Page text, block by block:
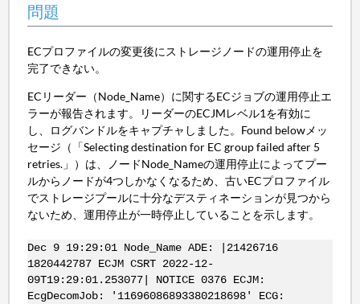
問題
ECプロファイルの変更後にストレージノードの運用停止を
完了できない。
ECリーダー（Node_Name）に関するECジョブの運用停止エ
ラーが報告されます。リーダーのECJMレベル1を有効に
し、ログバンドルをキャプチャしました。Found belowメッ
セージ（「Selecting destination for EC group failed after 5
retries.」）は、ノードNode_Nameの運用停止によってプー
ルからノードが4つしかなくなるため、古いECプロファイル
でストレージプールに十分なデスティネーションが見つから
ないため、運用停止が一時停止していることを示します。
Dec 9 19:29:01 Node_Name ADE: |21426716
1820442787 ECJM CSRT 2022-12-
09T19:29:01.253077| NOTICE 0376 ECJM:
EcgDecomJob: '11696086893380218698' ECG: